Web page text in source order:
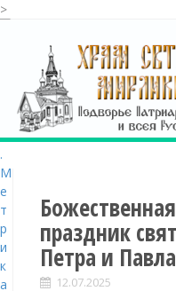
>
c
o
n
t
e
n
t
праздник
Петра и Павла
12.07.2025